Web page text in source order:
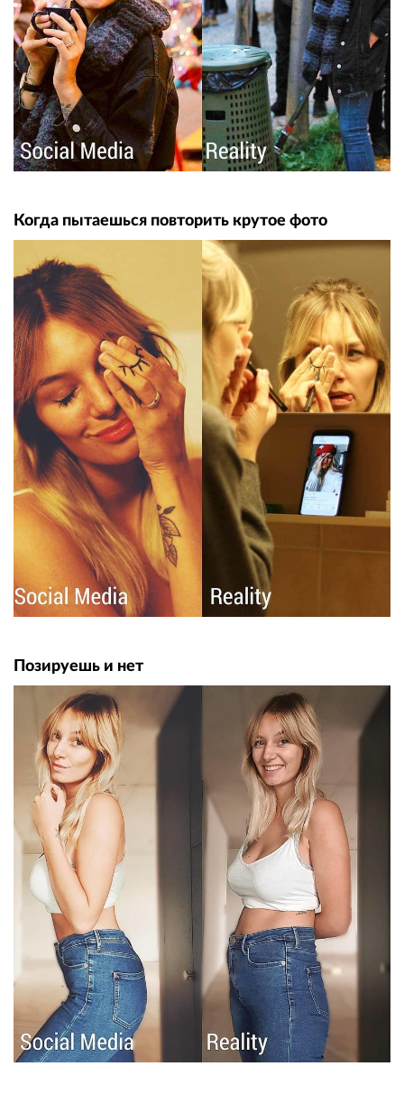
Когда пытаешься повторить крутое фото
Позируешь и нет